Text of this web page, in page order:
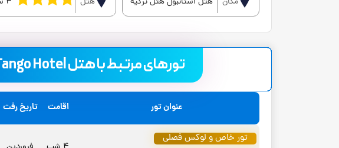
تورهای مرتبط با هتل The Tango Hotel هتل تانگو تقسیم
عنوان تور اقامت تاریخ رفت
تور خاص و لوکس فصلی